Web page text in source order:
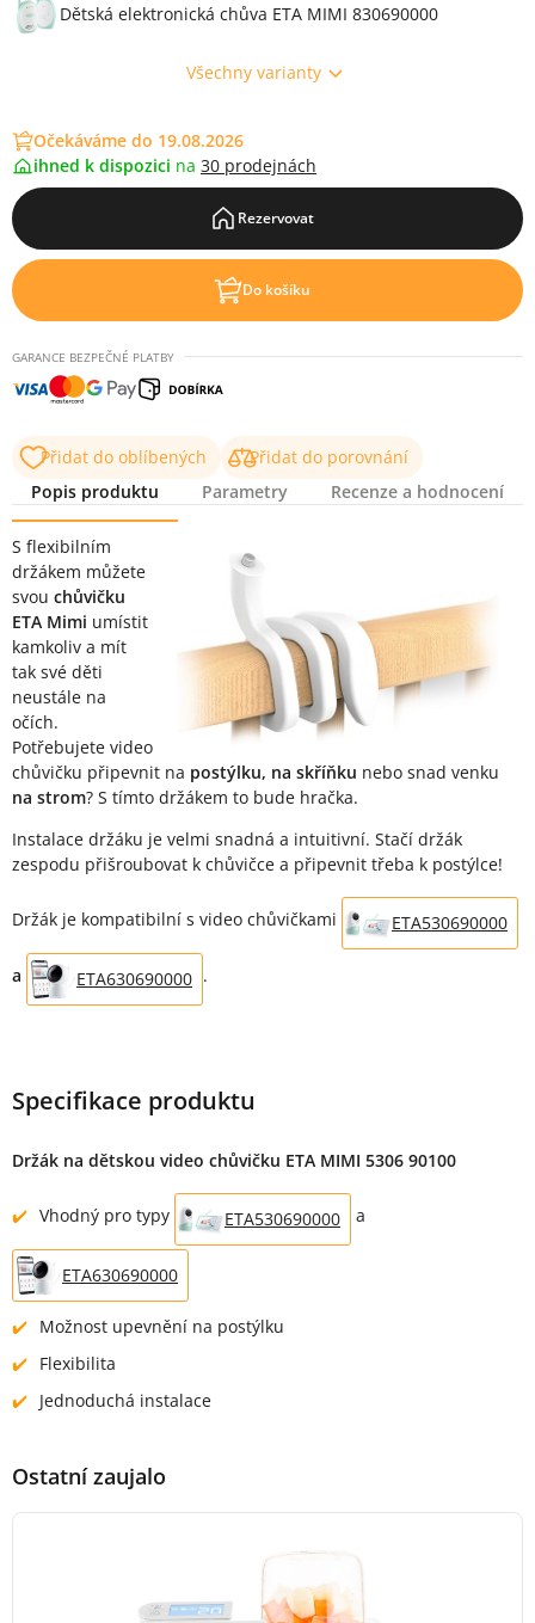
Dětská elektronická chůva ETA MIMI 830690000
Všechny varianty
Očekáváme do 19.08.2026
ihned k dispozici na 30 prodejnách
Rezervovat
Do košíku
GARANCE BEZPEČNÉ PLATBY
Přidat do oblíbených
Přidat do porovnání
Popis produktu
Parametry Recenze a hodnocení
Popis produktu
S flexibilním
držákem můžete
svou chůvičku
ETA Mimi umístit
kamkoliv a mít
tak své děti
neustále na
očích.
Potřebujete video
chůvičku připevnit na postýlku, na skříňku nebo snad venku
na strom? S tímto držákem to bude hračka.
Instalace držáku je velmi snadná a intuitivní. Stačí držák
zespodu přišroubovat k chůvičce a připevnit třeba k postýlce!
Držák je kompatibilní s video chůvičkami ETA530690000
a ETA630690000 .
Specifikace produktu
Držák na dětskou video chůvičku ETA MIMI 5306 90100
Vhodný pro typy ETA530690000 a
ETA630690000
Možnost upevnění na postýlku
Flexibilita
Jednoduchá instalace
Ostatní zaujalo